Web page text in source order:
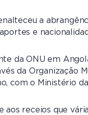
a
e
da ONU em
da Organização
com o Ministério
aos receios que